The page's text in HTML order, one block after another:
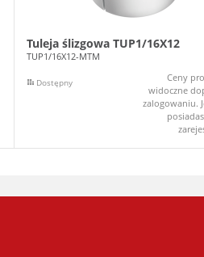
Tuleja ślizgowa TUP1/16X12
TUP1/16X12-MTM
Dostępny
Ceny
widoczne
zalogowaniu.